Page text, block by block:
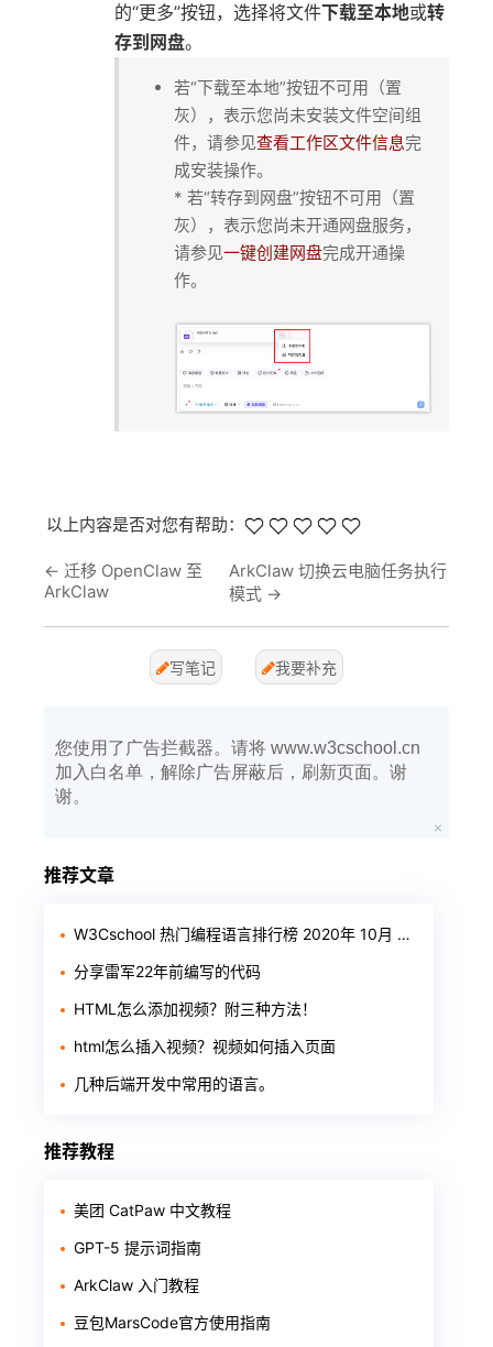
的“更多”按钮，选择将文件下载至本地或转
存到网盘。
若“下载至本地”按钮不可用（置
灰），表示您尚未安装文件空间组
件，请参见查看工作区文件信息完
成安装操作。
* 若“转存到网盘”按钮不可用（置
灰），表示您尚未开通网盘服务，
请参见一键创建网盘完成开通操
作。
以上内容是否对您有帮助：
← 迁移 OpenClaw 至
ArkClaw
ArkClaw 切换云电脑任务执行
模式 →
写笔记 我要补充
您使用了广告拦截器。请将 www.w3cschool.cn
加入白名单，解除广告屏蔽后，刷新页面。谢
谢。
推荐文章
W3Cschool 热门编程语言排行榜 2020年 10月 TOP10
分享雷军22年前编写的代码
HTML怎么添加视频？附三种方法！
html怎么插入视频？视频如何插入页面
几种后端开发中常用的语言。
推荐教程
美团 CatPaw 中文教程
GPT-5 提示词指南
ArkClaw 入门教程
豆包MarsCode官方使用指南